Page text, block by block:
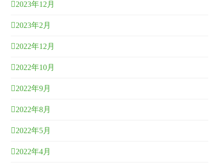
2023年12月
2023年2月
2022年12月
2022年10月
2022年9月
2022年8月
2022年5月
2022年4月